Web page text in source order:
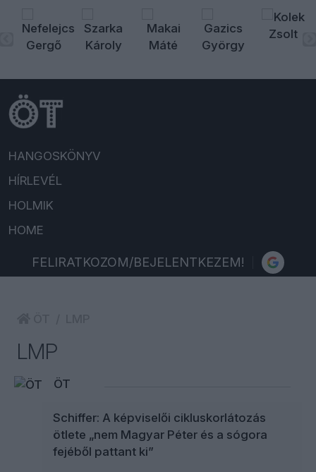
HANGOSKÖNYV
HÍRLEVÉL
HOLMIK
HOME
FELIRATKOZOM/BEJELENTKEZEM!
LMP
ÖT
Schiffer: A képviselői cikluskorlátozás
ötlete „nem Magyar Péter és a sógora
fejéből pattant ki”